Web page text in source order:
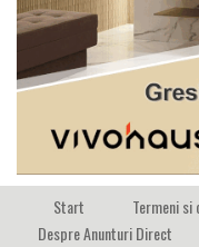
Start Termeni si
Despre Anunturi Direct